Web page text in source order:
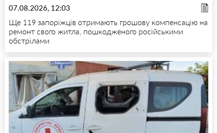
07.08.2026, 12:03
Ще 119 запоріжців отримають грошову компенсацію на
ремонт свого житла, пошкодженого російськими
обстрілами